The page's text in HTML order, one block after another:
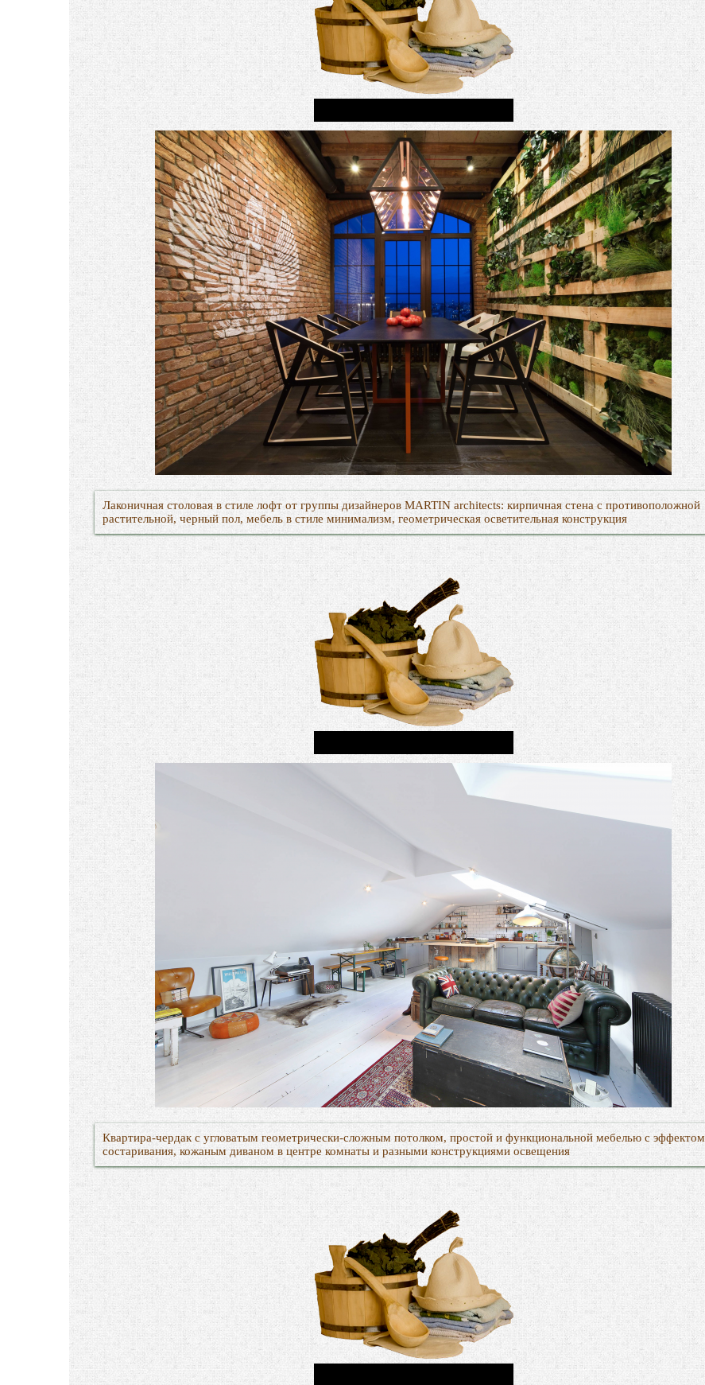
Лаконичная столовая в стиле лофт от группы дизайнеров MARTIN architects: кирпичная стена с противоположной
растительной, черный пол, мебель в стиле минимализм, геометрическая осветительная конструкция
Квартира-чердак с угловатым геометрически-сложным потолком, простой и функциональной мебелью с эффектом
состаривания, кожаным диваном в центре комнаты и разными конструкциями освещения